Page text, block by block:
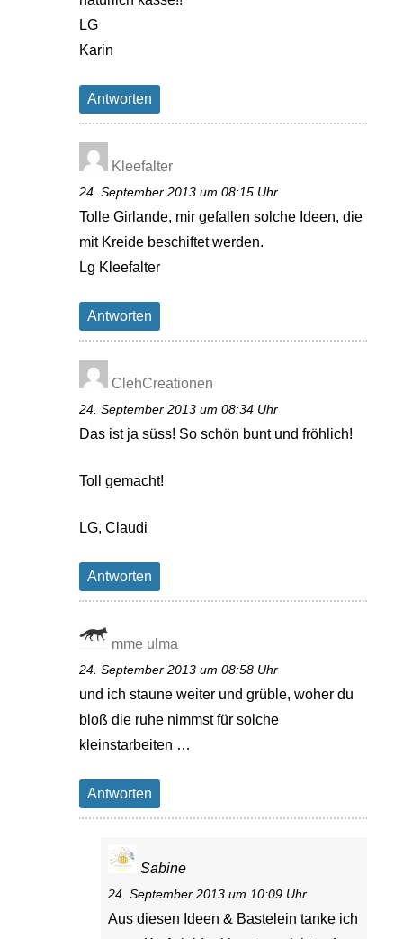
LG
Karin
Antworten
Kleefalter
24. September 2013 um 08:15 Uhr
Tolle Girlande, mir gefallen solche Ideen, die
mit Kreide beschiftet werden.
Lg Kleefalter
Antworten
ClehCreationen
24. September 2013 um 08:34 Uhr
Das ist ja süss! So schön bunt und fröhlich!
Toll gemacht!
LG, Claudi
Antworten
mme ulma
24. September 2013 um 08:58 Uhr
und ich staune weiter und grüble, woher du
bloß die ruhe nimmst für solche
kleinstarbeiten …
Antworten
Sabine
24. September 2013 um 10:09 Uhr
Aus diesen Ideen & Bastelein tanke ich